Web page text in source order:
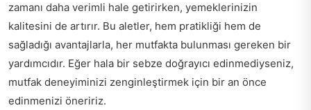
zamanı daha verimli hale getirirken, yemeklerinizin
kalitesini de artırır. Bu aletler, hem pratikliği hem de
sağladığı avantajlarla, her mutfakta bulunması gereken bir
yardımcıdır. Eğer hala bir sebze doğrayıcı edinmediyseniz,
mutfak deneyiminizi zenginleştirmek için bir an önce
edinmenizi öneririz.